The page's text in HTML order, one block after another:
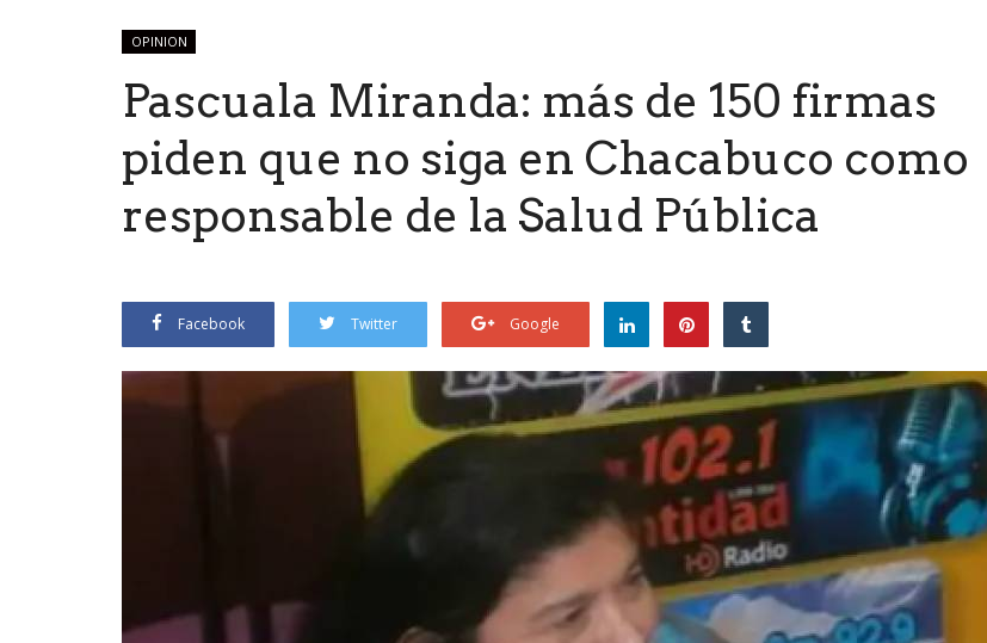
OPINION
Pascuala Miranda: más de 150 firmas
piden que no siga en Chacabuco como
responsable de la Salud Pública
Facebook Twitter Google